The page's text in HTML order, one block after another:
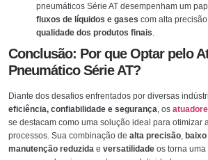
pneumáticos Série AT desempenham um
fluxos de líquidos e gases com alta
qualidade dos produtos finais
Conclusão: Por que Optar pelo
Pneumático Série AT?
Diante dos desafios enfrentados por diversas
eficiência, confiabilidade e segurança , os
se destacam como uma solução ideal para otimizar
processos. Sua combinação de alta precisão baixo
manutenção reduzida e versatilidade os torna